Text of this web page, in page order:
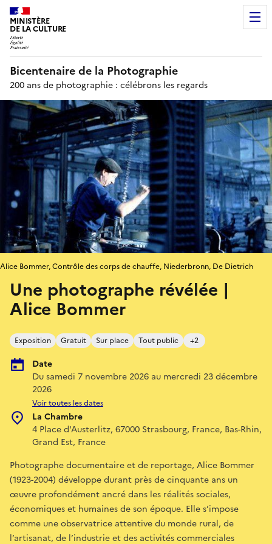
MINISTÈRE
DE LA CULTURE
Bicentenaire de la Photographie
200 ans de photographie : célébrons les regards
Une photographe révélée |
Alice Bommer
Exposition Gratuit Sur place Tout public +2
Date
Du samedi 7 novembre 2026 au mercredi 23 décembre
2026
Voir toutes les dates
La Chambre
4 Place d'Austerlitz, 67000 Strasbourg, France, Bas-Rhin,
Grand Est, France
Alice Bommer, Contrôle des corps de chauffe, Niederbronn, De Dietrich
Photographe documentaire et de reportage, Alice Bommer
(1923-2004) développe durant près de cinquante ans un
œuvre profondément ancré dans les réalités sociales,
économiques et humaines de son époque. Elle s’impose
comme une observatrice attentive du monde rural, de
l’artisanat, de l’industrie et des activités commerciales